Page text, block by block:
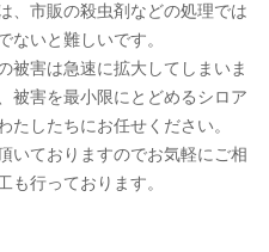
、市販の殺虫剤などの処理では
ないと難しいです。
被害は急速に拡大してしまいま
被害を最小限にとどめるシロア
たしたちにお任せください。
いておりますのでお気軽にご相
も行っております。